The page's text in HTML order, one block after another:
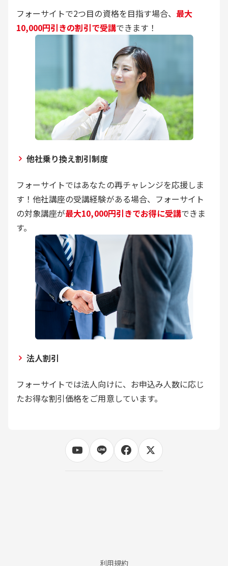
フォーサイトで2つ目の資格を目指す場合、 最大
10,000円引きの割引で受講できます！
他社乗り換え割引制度
フォーサイトではあなたの再チャレンジを応援しま
す！他社講座の受講経験がある場合、フォーサイト
の対象講座が最大10,000円引きでお得に受講できま
す。
法人割引
フォーサイトでは法人向けに、お申込み人数に応じ
たお得な割引価格をご用意しています。
利用規約